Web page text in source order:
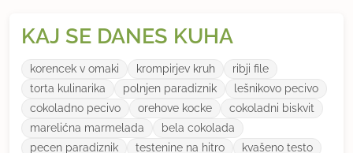
KAJ SE DANES KUHA
korencek v omaki krompirjev kruh
ribji file
torta kulinarika
polnjen paradiznik
lešnikovo pecivo
cokoladno pecivo
orehove kocke
cokoladni biskvit
marelićna marmelada
bela cokolada
pecen paradiznik
testenine na hitro
kvašeno testo